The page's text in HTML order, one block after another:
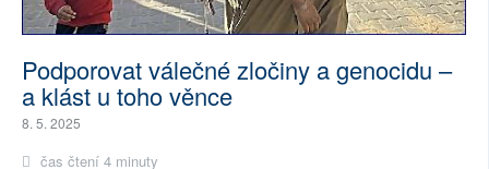
Podporovat válečné zločiny a genocidu –
a klást u toho věnce
8. 5. 2025
čas čtení 4 minuty